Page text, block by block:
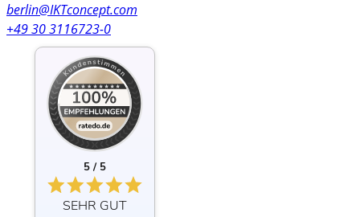
berlin@IKTconcept.com
+49 30 3116723-0
5 / 5
SEHR GUT